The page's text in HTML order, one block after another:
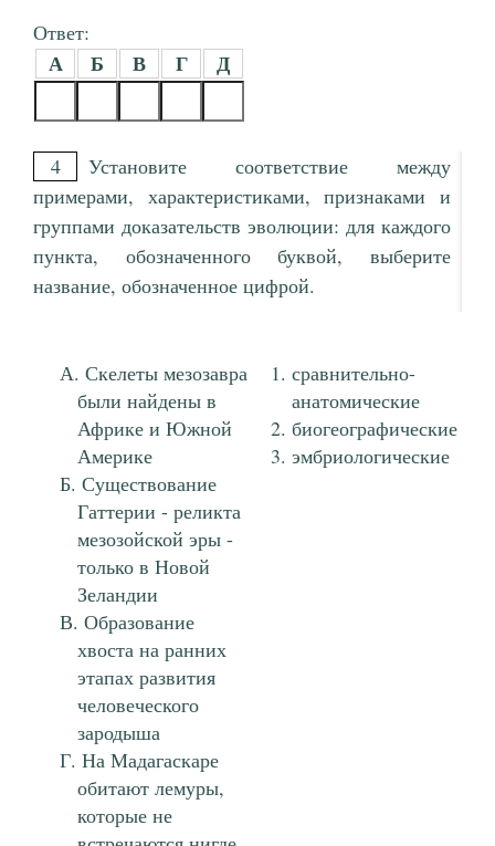
Ответ:
А Б В Г Д
4
Установите соответствие между
примерами, характеристиками, признаками и
группами доказательств эволюции: для каждого
пункта, обозначенного буквой, выберите
название, обозначенное цифрой.
Скелеты мезозавра
были найдены в
Африке и Южной
Америке
Существование
Гаттерии - реликта
мезозойской эры -
только в Новой
Зеландии
Образование
хвоста на ранних
этапах развития
человеческого
зародыша
На Мадагаскаре
обитают лемуры,
которые не
сравнительно-
анатомические
биогеографические
эмбриологические